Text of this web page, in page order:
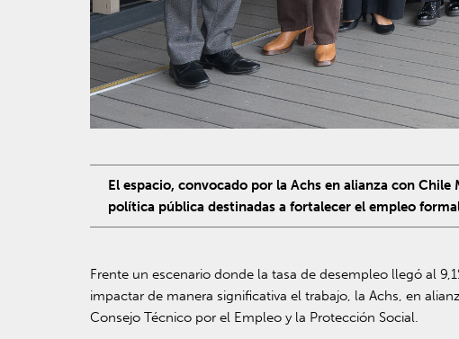
El espacio, convocado por la Achs en alianza con
política pública destinadas a fortalecer el empleo
Frente un escenario donde la tasa de desempleo llegó al
impactar de manera significativa el trabajo, la Achs, en
Consejo Técnico por el Empleo y la Protección Social.